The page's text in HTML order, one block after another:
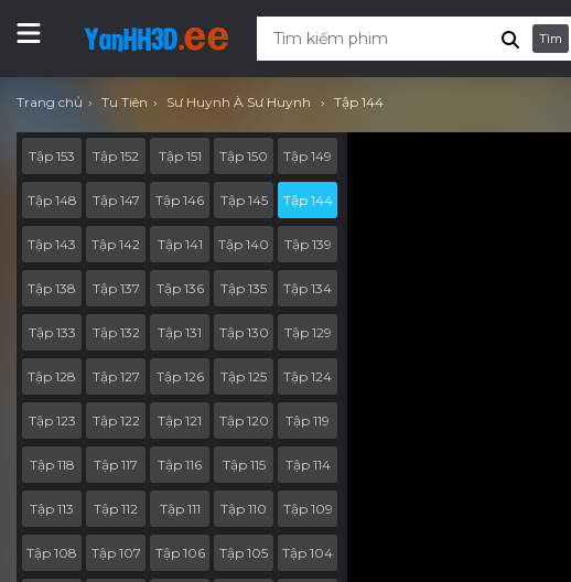
Tìm
Trang chủ Tu Tiên Sư Huynh À Sư Huynh Tập 144
Tập 153 Tập 152 Tập 151 Tập 150 Tập 149
Tập 148 Tập 147 Tập 146 Tập 145 Tập 144
Tập 143 Tập 142 Tập 141 Tập 140 Tập 139
Tập 138 Tập 137 Tập 136 Tập 135 Tập 134
Tập 133 Tập 132 Tập 131 Tập 130 Tập 129
Tập 128 Tập 127 Tập 126 Tập 125 Tập 124
Tập 123 Tập 122 Tập 121 Tập 120 Tập 119
Tập 118 Tập 117 Tập 116 Tập 115 Tập 114
Tập 113 Tập 112 Tập 111 Tập 110 Tập 109
Tập 108 Tập 107 Tập 106 Tập 105 Tập 104